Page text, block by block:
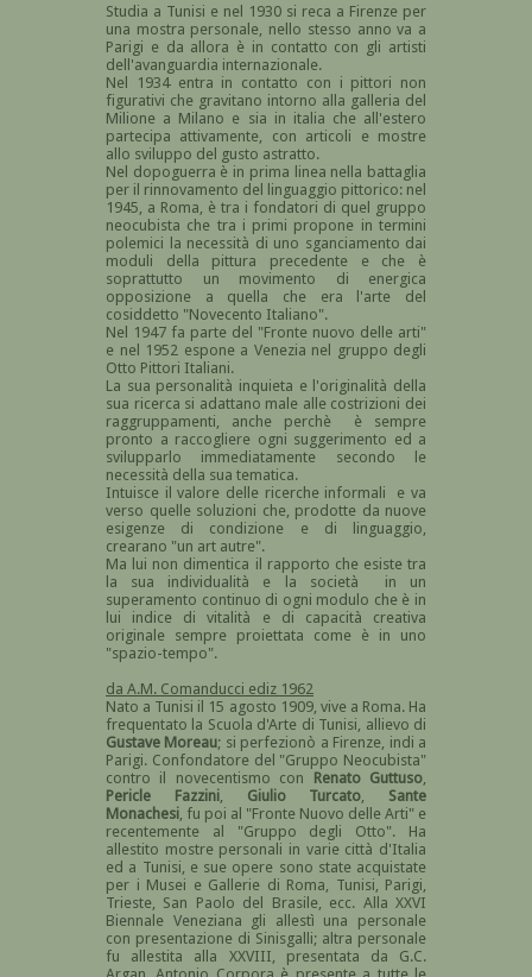
Studia a Tunisi e nel 1930 si reca a Firenze per
una mostra personale, nello stesso anno va a
Parigi e da allora è in contatto con gli artisti
dell'avanguardia internazionale.
Nel 1934 entra in contatto con i pittori non
figurativi che gravitano intorno alla galleria del
Milione a Milano e sia in italia che all'estero
partecipa attivamente, con articoli e mostre
allo sviluppo del gusto astratto.
Nel dopoguerra è in prima linea nella battaglia
per il rinnovamento del linguaggio pittorico: nel
1945, a Roma, è tra i fondatori di quel gruppo
neocubista che tra i primi propone in termini
polemici la necessità di uno sganciamento dai
moduli della pittura precedente e che è
soprattutto un movimento di energica
opposizione a quella che era l'arte del
cosiddetto "Novecento Italiano".
Nel 1947 fa parte del "Fronte nuovo delle arti"
e nel 1952 espone a Venezia nel gruppo degli
Otto Pittori Italiani.
La sua personalità inquieta e l'originalità della
sua ricerca si adattano male alle costrizioni dei
raggruppamenti, anche perchè è sempre
pronto a raccogliere ogni suggerimento ed a
svilupparlo immediatamente secondo le
necessità della sua tematica.
Intuisce il valore delle ricerche informali e va
verso quelle soluzioni che, prodotte da nuove
esigenze di condizione e di linguaggio,
crearano "un art autre".
Ma lui non dimentica il rapporto che esiste tra
la sua individualità e la società in un
superamento continuo di ogni modulo che è in
lui indice di vitalità e di capacità creativa
originale sempre proiettata come è in uno
"spazio-tempo".
da A.M. Comanducci ediz 1962
Nato a Tunisi il 15 agosto 1909, vive a Roma. Ha
frequentato la Scuola d'Arte di Tunisi, allievo di
Gustave Moreau; si perfezionò a Firenze, indi a
Parigi. Confondatore del "Gruppo Neocubista"
contro il novecentismo con Renato Guttuso
Pericle Fazzini, Giulio Turcato
Sante
Monachesi , fu poi al "Fronte Nuovo delle Arti" e
recentemente al "Gruppo degli Otto". Ha
allestito mostre personali in varie città d'Italia
ed a Tunisi, e sue opere sono state acquistate
per i Musei e Gallerie di Roma, Tunisi, Parigi,
Trieste, San Paolo del Brasile, ecc. Alla XXVI
Biennale Veneziana gli allestì una personale
con presentazione di Sinisgalli; altra personale
fu allestita alla XXVIII, presentata da G.C.